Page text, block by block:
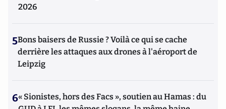
2026
5Bons baisers de Russie ? Voilà ce qui se cache
derrière les attaques aux drones à l'aéroport de
Leipzig
6« Sionistes, hors des Facs », soutien au Hamas : du